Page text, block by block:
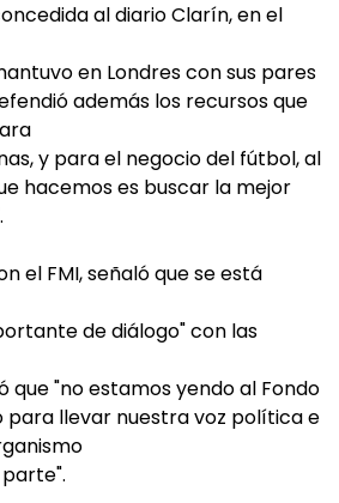
al diario Clarín, en el
en Londres con sus pares
además los recursos que
y para el negocio del fútbol, al
hacemos es buscar la mejor
el FMI, señaló que se está
de diálogo" con las
que "no estamos yendo al Fondo
para llevar nuestra voz política e